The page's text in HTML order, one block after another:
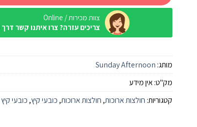
צוות מכירות / Online
צריכים עזרה? צרו איתנו קשר
מותג: Sunday Afternoon
מק"ט:אין מידע
קטגוריות: חולצות ארוכות, חולצות ארוכות, כובעי קיץ, כובעי קיץ